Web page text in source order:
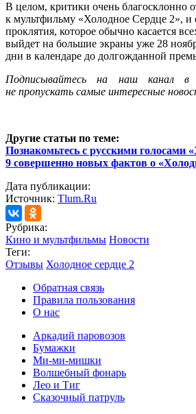
В целом, критики очень благосклонно
к мультфильму «Холодное Сердце 2», и
проклятия, которое обычно касается
выйдет на большие экраны уже 28
дни в календаре до долгожданной
Подписывайтесь на наш канал в
не пропускать самые интересные
Другие статьи по теме:
Познакомьтесь с русскими голосами
9 совершенно новых фактов о
Дата публикации:
Источник: Tlum.Ru
Рубрика:
Кино и мультфильмы Новости
Теги:
Отзывы Холодное сердце 2
Обратная связь
Правила пользования
О нас
Аркадий паровозов
Бумажки
Ми-ми-мишки
Волшебный фонарь
Лео и Тиг
Сказочный патруль